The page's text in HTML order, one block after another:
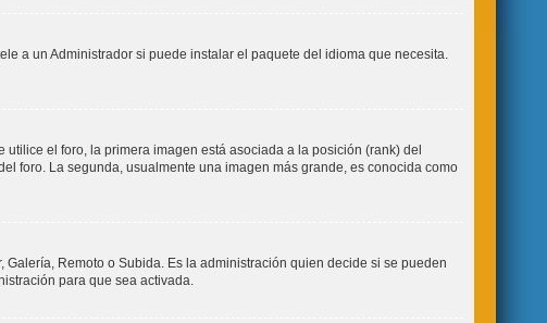
a un Administrador si puede instalar el paquete del idioma que necesita.
el foro, la primera imagen está asociada a la posición (rank) del
foro. La segunda, usualmente una imagen más grande, es conocida como
Remoto o Subida. Es la administración quien decide si se pueden
para que sea activada.